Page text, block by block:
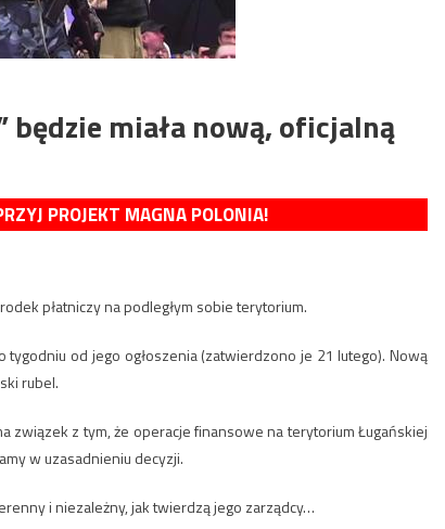
będzie miała nową, oficjalną
PROJEKT MAGNA POLONIA!
płatniczy na podległym sobie terytorium.
od jego ogłoszenia (zatwierdzono je 21 lutego). Nową
rubel.
związek z tym, że operacje finansowe na terytorium Ługańskiej
w uzasadnieniu decyzji.
i niezależny, jak twierdzą jego zarządcy…